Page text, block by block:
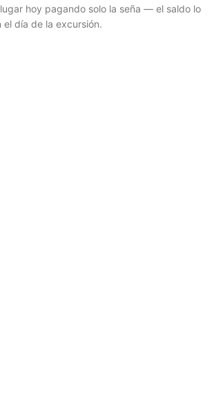
hoy pagando solo la seña — el saldo lo
el día de la excursión.